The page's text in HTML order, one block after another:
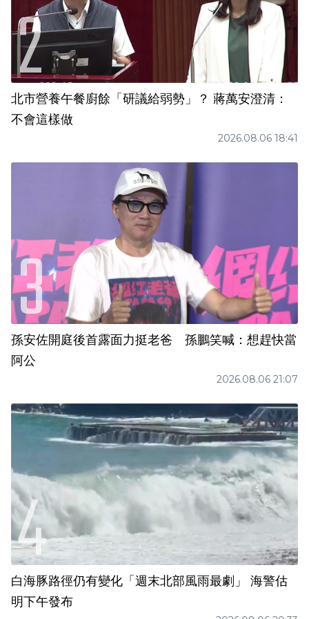
北市營養午餐廚餘「研議給弱勢」？ 蔣萬安澄清：
不會這樣做
2026.08.06 18:41
孫安佐開庭後首露面力挺老爸 孫鵬笑喊：想趕快當
阿公
2026.08.06 21:07
白海豚路徑仍有變化「週末北部風雨最劇」 海警估
明下午發布